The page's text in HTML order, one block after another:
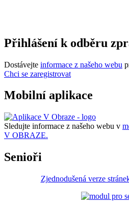
Přihlášení k odběru
Dostávejte informace z našeho webu
Chci se zaregistrovat
Mobilní aplikace
Sledujte informace z našeho webu v
V OBRAZE.
Senioři
Zjednodušená verze